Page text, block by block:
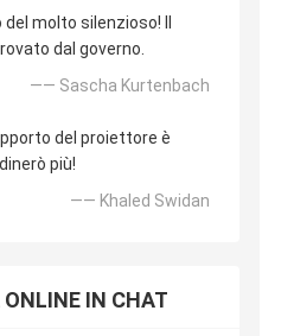
molto silenzioso! Il
dal governo.
—— Sascha Kurtenbach
del proiettore è
più!
—— Khaled Swidan
ONLINE IN CHAT